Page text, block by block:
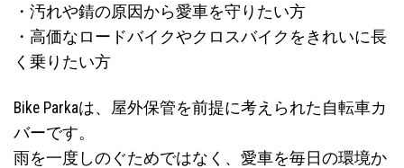
・汚れや錆の原因から愛車を守りたい方
・高価なロードバイクやクロスバイクをきれいに長
く乗りたい方
Bike Parkaは、屋外保管を前提に考えられた自転車カ
バーです。
雨を一度しのぐためではなく、愛車を毎日の環境か